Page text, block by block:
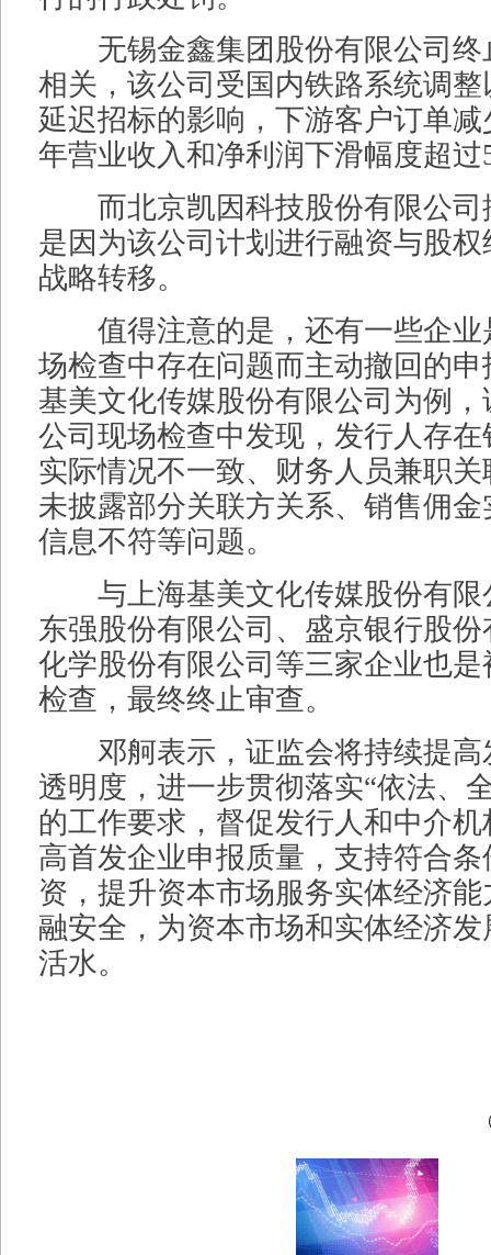
无锡金鑫集团股份有限公司终
相关，该公司受国内铁路系统调
延迟招标的影响，下游客户订单减
年营业收入和净利润下滑幅度超过
而北京凯因科技股份有限公司
是因为该公司计划进行融资与股
战略转移。
值得注意的是，还有一些企业
场检查中存在问题而主动撤回的
基美文化传媒股份有限公司为例
公司现场检查中发现，发行人存
实际情况不一致、财务人员兼职
未披露部分关联方关系、销售佣
信息不符等问题。
与上海基美文化传媒股份有限
东强股份有限公司、盛京银行股
化学股份有限公司等三家企业也
检查，最终终止审查。
邓舸表示，证监会将持续提高
透明度，进一步贯彻落实“依法、
的工作要求，督促发行人和中介
高首发企业申报质量，支持符合
资，提升资本市场服务实体经济
融安全，为资本市场和实体经济
活水。